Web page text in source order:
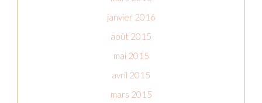
janvier 2016
août 2015
mai 2015
avril 2015
mars 2015